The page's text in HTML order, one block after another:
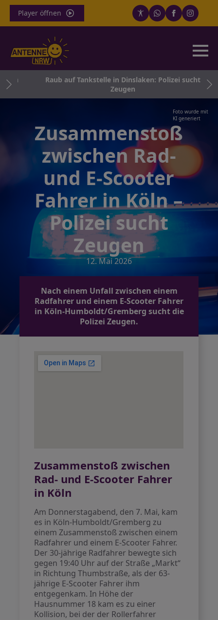
Player öffnen
Raub auf Tankstelle in Dinslaken: Polizei sucht
Zeugen
Foto wurde mit
KI generiert
Zusammenstoß
zwischen Rad-
und E-Scooter
Fahrer in Köln –
Polizei sucht
Zeugen
12. Mai 2026
Nach einem Unfall zwischen einem
Radfahrer und einem E-Scooter Fahrer
in Köln-Humboldt/Gremberg sucht die
Polizei Zeugen.
Zusammenstoß zwischen
Rad- und E-Scooter Fahrer
in Köln
Am Donnerstagabend, den 7. Mai, kam
es in Köln-Humboldt/Gremberg zu
einem Zusammenstoß zwischen einem
Radfahrer und einem E-Scooter Fahrer.
Der 30-jährige Radfahrer bewegte sich
gegen 19:40 Uhr auf der Straße „Markt“
in Richtung Thumbstraße, als der 63-
jährige E-Scooter Fahrer ihm
entgegenkam. In Höhe der
Hausnummer 18 kam es zu einer
Kollision, bei der der Rollerfahrer